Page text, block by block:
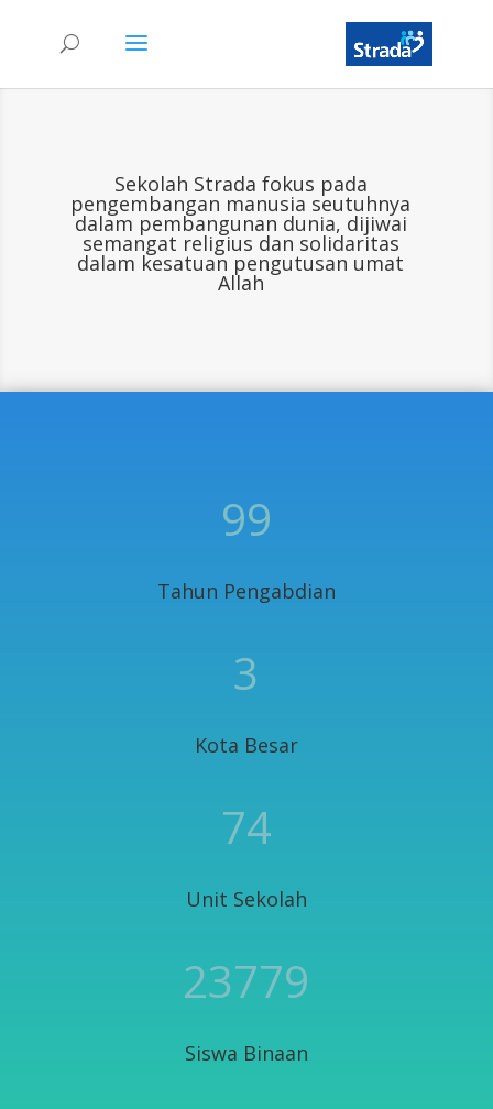
Sekolah Strada fokus pada
pengembangan manusia seutuhnya
dalam pembangunan dunia, dijiwai
semangat religius dan solidaritas
dalam kesatuan pengutusan umat
Allah
99
Tahun Pengabdian
3
Kota Besar
74
Unit Sekolah
23779
Siswa Binaan